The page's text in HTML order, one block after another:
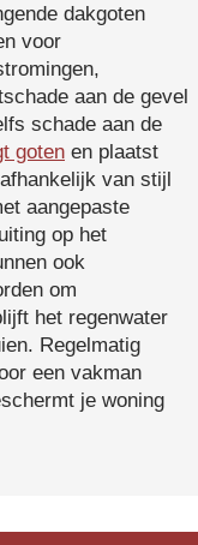
dakgoten
voor
aan de gevel
schade aan de
goten en plaatst
van stijl
aangepaste
op het
ook
om
het regenwater
Regelmatig
een vakman
je woning